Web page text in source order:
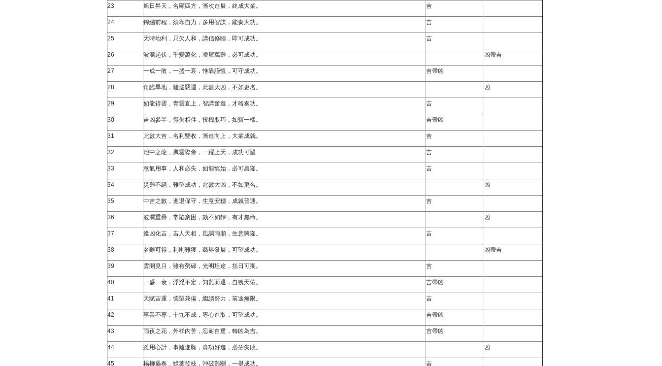
23 旭日昇天，名顯四方，漸次進展，終成大業。 吉
24 錦繡前程，須靠自力，多用智謀，能奏大功。 吉
25 天時地利，只欠人和，講信修睦，即可成功。 吉
26 波瀾起伏，千變萬化，凌駕萬難，必可成功。 凶帶吉
27 一成一敗，一盛一衰，惟靠謹慎，可守成功。 吉帶凶
28 角臨旱地，難逃惡運，此數大凶，不如更名。 凶
29 如龍得雲，青雲直上，智講奮進，才略奏功。 吉
30 吉凶參半，得失相伴，投機取巧，如寶一樣。 吉帶凶
31 此數大吉，名利雙收，漸進向上，大業成就。 吉
32 池中之龍，風雲際會，一躍上天，成功可望 吉
33 意氣用事，人和必失，如能慎始，必可昌隆。 吉
34 災難不絕，難望成功，此數大凶，不如更名。 凶
35 中吉之數，進退保守，生意安穩，成就普通。 吉
36 波瀾重疊，常陷窮困，動不如靜，有才無命。 凶
37 逢凶化吉，吉人天相，風調雨順，生意興隆。 吉
38 名雖可得，利則難獲，藝界發展，可望成功。 凶帶吉
39 雲開見月，雖有勞碌，光明坦途，指日可期。 吉
40 一盛一衰，浮兇不定，知難而退，自獲天佑。 吉帶凶
41 天賦吉運，德望兼備，繼續努力，前途無限。 吉
42 事業不專，十九不成，專心進取，可望成功。 吉帶凶
43 雨夜之花，外祥內苦，忍耐自重，轉凶為吉。 吉帶凶
44 雖用心計，事難遂願，貪功好進，必招失敗。 凶
45 楊柳遇春，綠葉發枝，沖破難關，一舉成功。 吉